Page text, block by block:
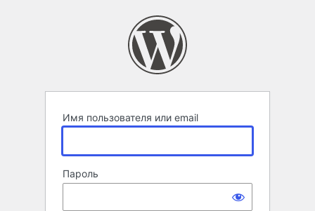
Имя пользователя или email
Пароль